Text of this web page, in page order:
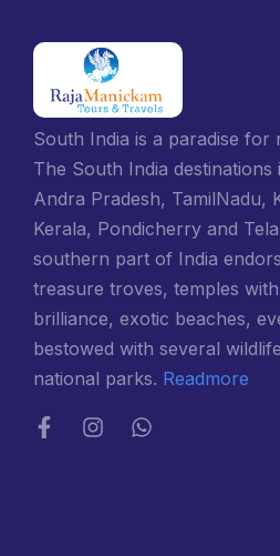
South India is a paradise for
The South India destinations
Andra Pradesh, TamilNadu,
Kerala, Pondicherry and
southern part of India
treasure troves, temples
brilliance, exotic beaches,
bestowed with several
national parks. Readmore